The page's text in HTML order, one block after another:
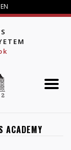
EN
ACADEMY